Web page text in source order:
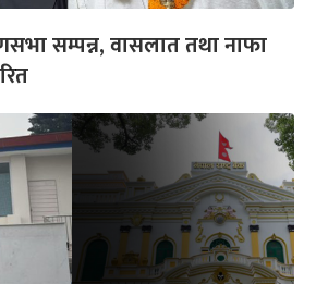
सम्पन्न, वासलात तथा नाफा